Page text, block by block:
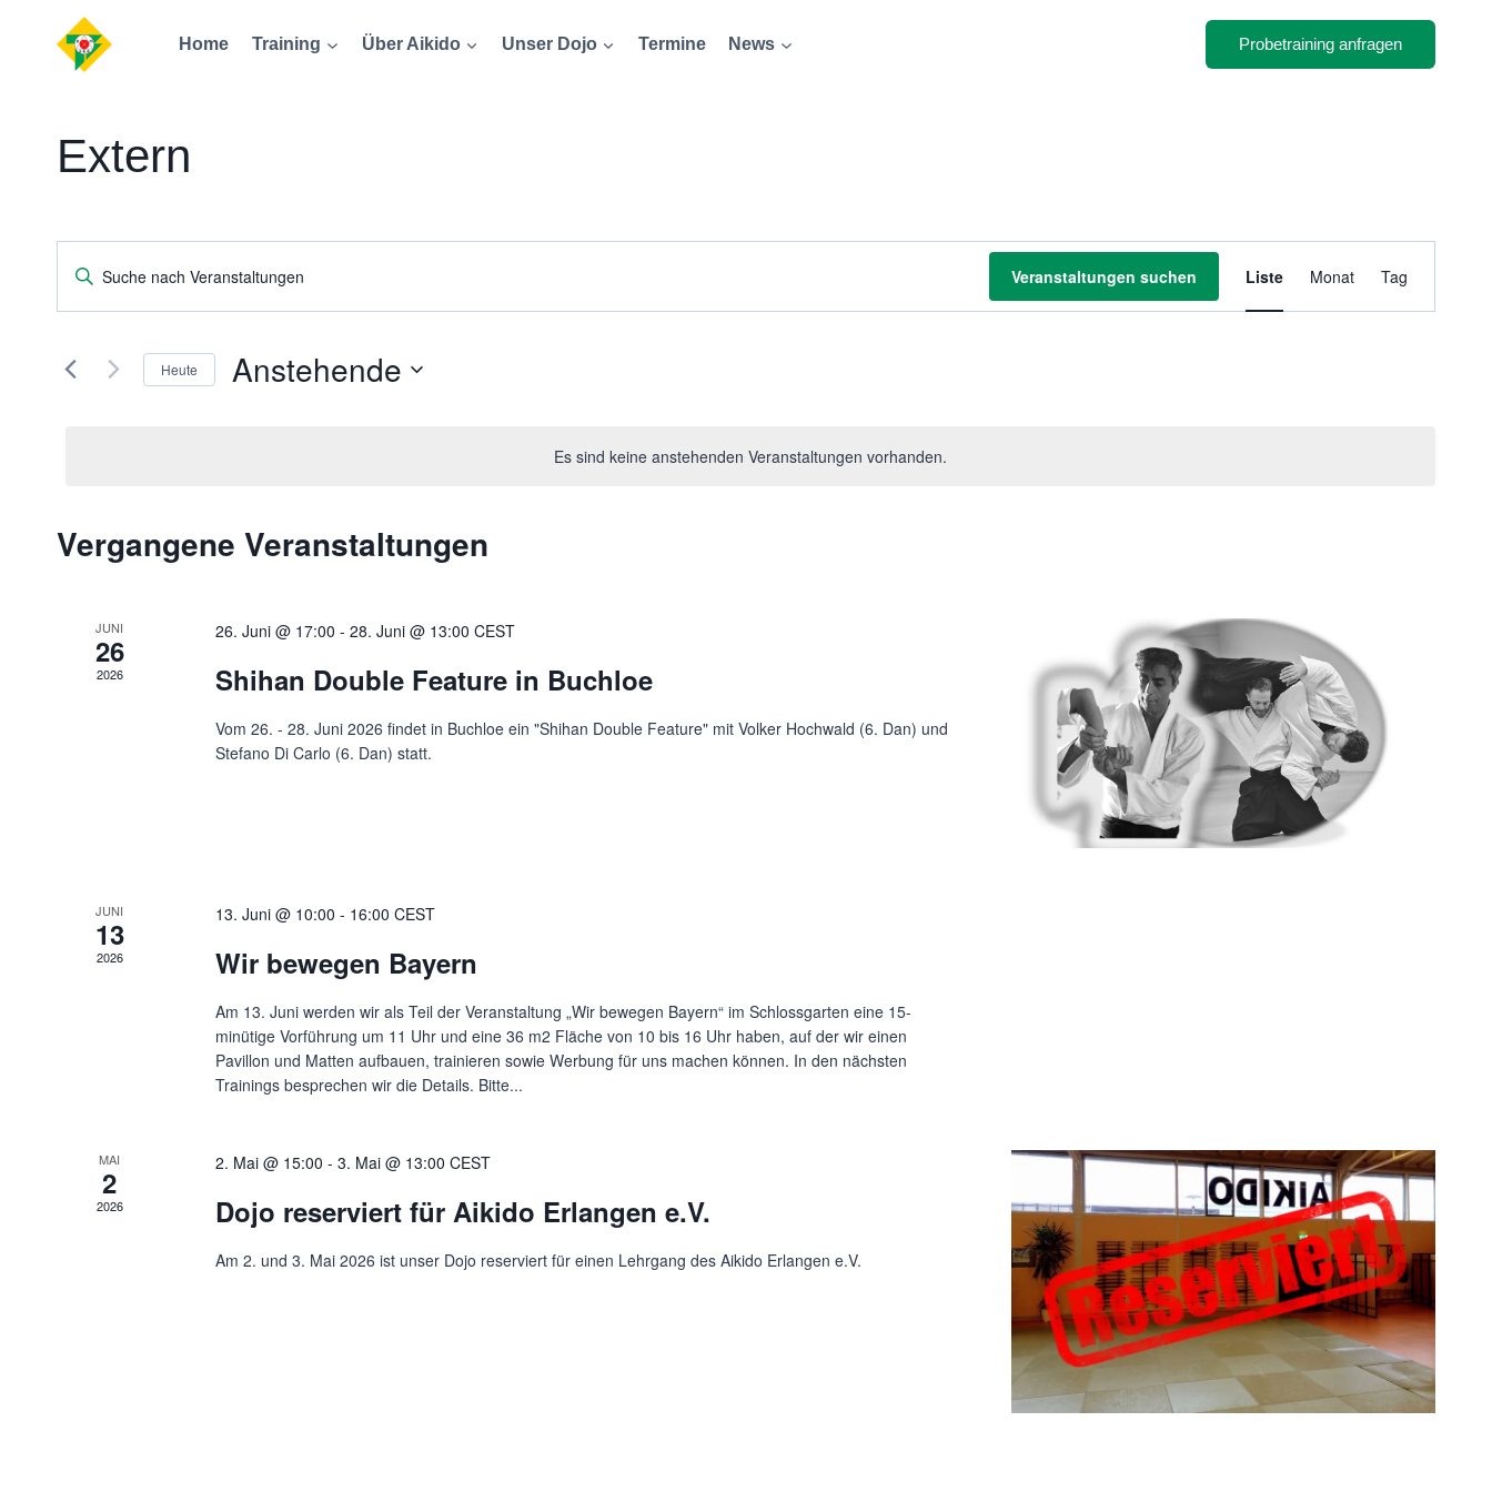
Home Training Über Aikido Unser Dojo Termine News Probetraining anfragen
Extern
Es sind keine anstehenden Veranstaltungen vorhanden.
Veranstaltungen
Suche
und
Bitte
Suche
Veranstaltungen suchen
Ansichten-
Liste Monat Tag
Heute Anstehende
Vergangene Veranstaltungen
JUNI
26
2026
26. Juni @ 17:00 -28. Juni @ 13:00 CEST
Shihan Double Feature in Buchloe
Vom 26. - 28. Juni 2026 findet in Buchloe ein "Shihan Double Feature" mit Volker Hochwald (6. Dan) und
Stefano Di Carlo (6. Dan) statt.
JUNI
13
2026
13. Juni @ 10:00 - 16:00 CEST
Wir bewegen Bayern
Am 13. Juni werden wir als Teil der Veranstaltung „Wir bewegen Bayern“ im Schlossgarten eine 15-
minütige Vorführung um 11 Uhr und eine 36 m2 Fläche von 10 bis 16 Uhr haben, auf der wir einen
Pavillon und Matten aufbauen, trainieren sowie Werbung für uns machen können. In den nächsten
Trainings besprechen wir die Details. Bitte...
MAI
2
2026
2. Mai @ 15:00 -3. Mai @ 13:00 CEST
Dojo reserviert für Aikido Erlangen e.V.
Am 2. und 3. Mai 2026 ist unser Dojo reserviert für einen Lehrgang des Aikido Erlangen e.V.